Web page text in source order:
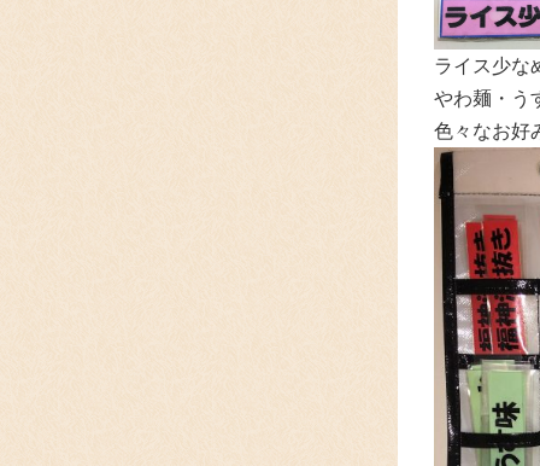
ライス少な
やわ麺・う
色々なお好